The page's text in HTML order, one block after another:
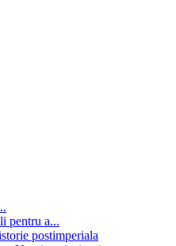
pentru a...
postimperiala